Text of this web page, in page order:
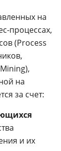
на
процессах,
(Process
на
за счет:
и их